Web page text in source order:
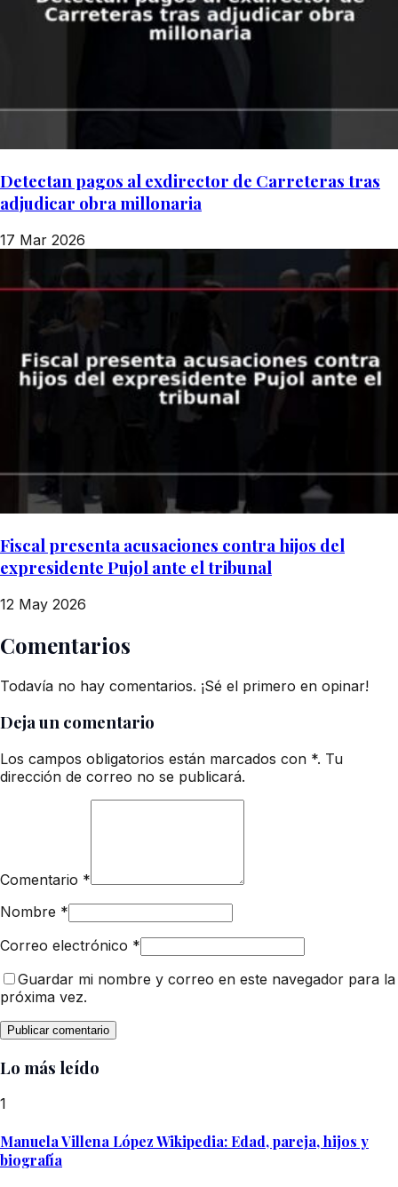
Detectan pagos al exdirector de Carreteras tras
adjudicar obra millonaria
17 Mar 2026
Fiscal presenta acusaciones contra hijos del
expresidente Pujol ante el tribunal
12 May 2026
Comentarios
Todavía no hay comentarios. ¡Sé el primero en opinar!
Deja un comentario
Los campos obligatorios están marcados con *. Tu
dirección de correo no se publicará.
Comentario *
Nombre *
Correo electrónico *
Guardar mi nombre y correo en este navegador para la
próxima vez.
Lo más leído
1
Manuela Villena López Wikipedia: Edad, pareja, hijos y
biografía